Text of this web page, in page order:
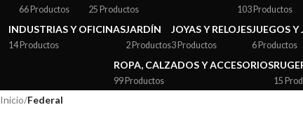
66 Productos 25 Productos 103 Productos
INDUSTRIAS Y OFICINAS
14 Productos
JARDÍN
2 Productos
JOYAS Y RELOJES
3 Productos
JUEGOS Y
6 Productos
ROPA, CALZADOS Y ACCESORIOS
99 Productos 15
Inicio/Federal